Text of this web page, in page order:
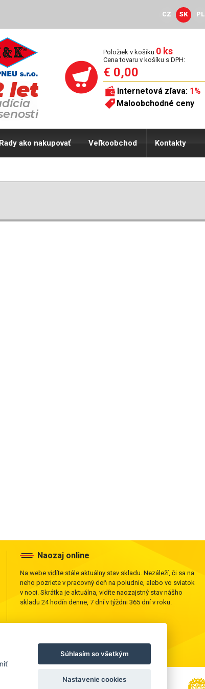
CZ SK PL
Položiek v košíku 0 ks
Cena tovaru v košíku s DPH:
€ 0,00
Internetová zľava: 1%
Maloobchodné ceny
Rady ako nakupovať Veľkoobchod Kontakty
Naozaj online
Na webe vidíte stále aktuálny stav skladu. Nezáleží, či sa na
neho pozriete v pracovný deň na poludnie, alebo vo sviatok
v noci. Skrátka je aktuálna, vidíte naozajstný stav nášho
skladu 24 hodín denne, 7 dní v týždni 365 dní v roku.
Súhlasím so všetkým
Nastavenie cookies